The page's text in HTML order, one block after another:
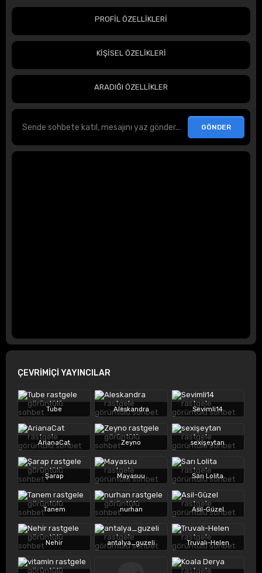
PROFİL ÖZELLİKLERİ
KİŞİSEL ÖZELİKLERİ
ARADIĞI ÖZELLİKLER
ÇEVRİMİÇİ YAYINCILAR
Tube Aleskandra Sevimli14
ArianaCat Zeyno sexişeytan
Şarap Mayasuu Sarı Lolita
Tanem nurhan Asil-Güzel
Nehir antalya_guzeli Truvalı-Helen